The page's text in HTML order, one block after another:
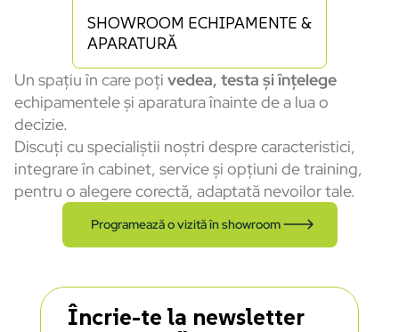
SHOWROOM ECHIPAMENTE &
APARATURĂ
Un spațiu în care poți vedea, testa și înțelege
echipamentele și aparatura înainte de a lua o
decizie.
Discuți cu specialiștii noștri despre caracteristici,
integrare în cabinet, service și opțiuni de training,
pentru o alegere corectă, adaptată nevoilor tale.
Programează o vizită în showroom
Încrie-te la newsletter